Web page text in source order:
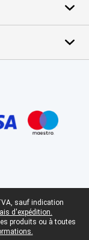
sauf indication
d'expédition.
produits ou à toutes